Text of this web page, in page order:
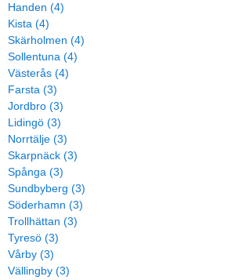
Handen (4)
Kista (4)
Skärholmen (4)
Sollentuna (4)
Västerås (4)
Farsta (3)
Jordbro (3)
Lidingö (3)
Norrtälje (3)
Skarpnäck (3)
Spånga (3)
Sundbyberg (3)
Söderhamn (3)
Trollhättan (3)
Tyresö (3)
Vårby (3)
Vällingby (3)